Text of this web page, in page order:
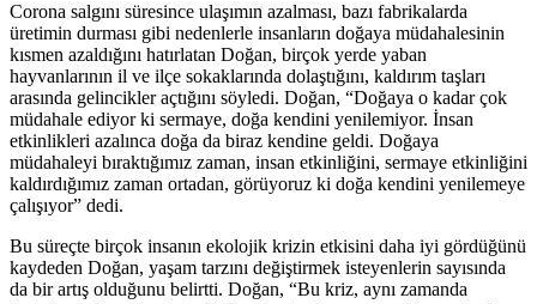
Corona salgını süresince ulaşımın azalması, bazı fabrikalarda
üretimin durması gibi nedenlerle insanların doğaya müdahalesinin
kısmen azaldığını hatırlatan Doğan, birçok yerde yaban
hayvanlarının il ve ilçe sokaklarında dolaştığını, kaldırım taşları
arasında gelincikler açtığını söyledi. Doğan, “Doğaya o kadar çok
müdahale ediyor ki sermaye, doğa kendini yenilemiyor. İnsan
etkinlikleri azalınca doğa da biraz kendine geldi. Doğaya
müdahaleyi bıraktığımız zaman, insan etkinliğini, sermaye etkinliğini
kaldırdığımız zaman ortadan, görüyoruz ki doğa kendini yenilemeye
çalışıyor” dedi.
Bu süreçte birçok insanın ekolojik krizin etkisini daha iyi gördüğünü
kaydeden Doğan, yaşam tarzını değiştirmek isteyenlerin sayısında
da bir artış olduğunu belirtti. Doğan, “Bu kriz, aynı zamanda